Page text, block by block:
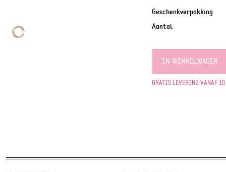
Geschenkverpakking
Aantal
IN WINKELWAGEN
GRATIS LEVERING VANAF 10